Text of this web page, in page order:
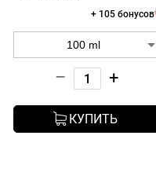
+ 105 бонусов
– +
КУПИТЬ